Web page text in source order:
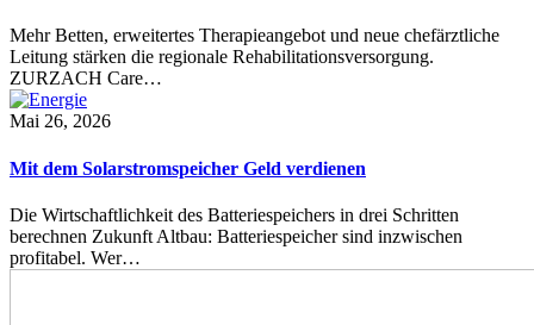
Mehr Betten, erweitertes Therapieangebot und neue chefärztliche
Leitung stärken die regionale Rehabilitationsversorgung.
ZURZACH Care…
Mai 26, 2026
Mit dem Solarstromspeicher Geld verdienen
Die Wirtschaftlichkeit des Batteriespeichers in drei Schritten
berechnen Zukunft Altbau: Batteriespeicher sind inzwischen
profitabel. Wer…